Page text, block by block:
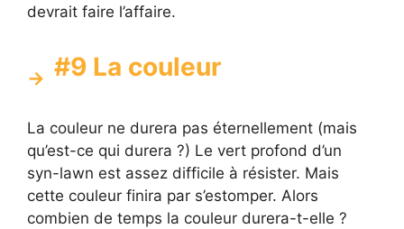
devrait faire l’affaire.
#9 La couleur
La couleur ne durera pas éternellement (mais
qu’est-ce qui durera ?) Le vert profond d’un
syn-lawn est assez difficile à résister. Mais
cette couleur finira par s’estomper. Alors
combien de temps la couleur durera-t-elle ?